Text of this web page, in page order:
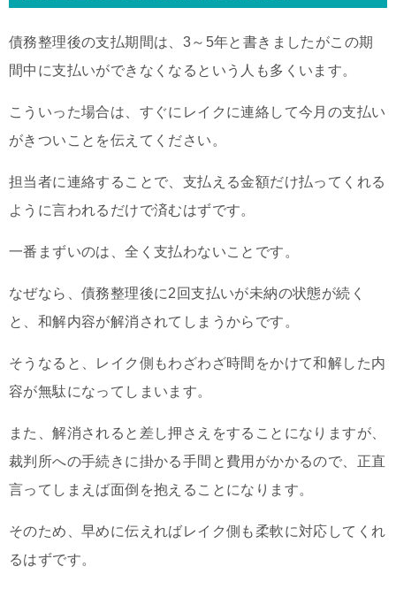
債務整理後の支払期間は、3～5年と書きましたがこの期
間中に支払いができなくなるという人も多くいます。
こういった場合は、すぐにレイクに連絡して今月の支払い
がきついことを伝えてください。
担当者に連絡することで、支払える金額だけ払ってくれる
ように言われるだけで済むはずです。
一番まずいのは、全く支払わないことです。
なぜなら、債務整理後に2回支払いが未納の状態が続く
と、和解内容が解消されてしまうからです。
そうなると、レイク側もわざわざ時間をかけて和解した内
容が無駄になってしまいます。
また、解消されると差し押さえをすることになりますが、
裁判所への手続きに掛かる手間と費用がかかるので、正直
言ってしまえば面倒を抱えることになります。
そのため、早めに伝えればレイク側も柔軟に対応してくれ
るはずです。